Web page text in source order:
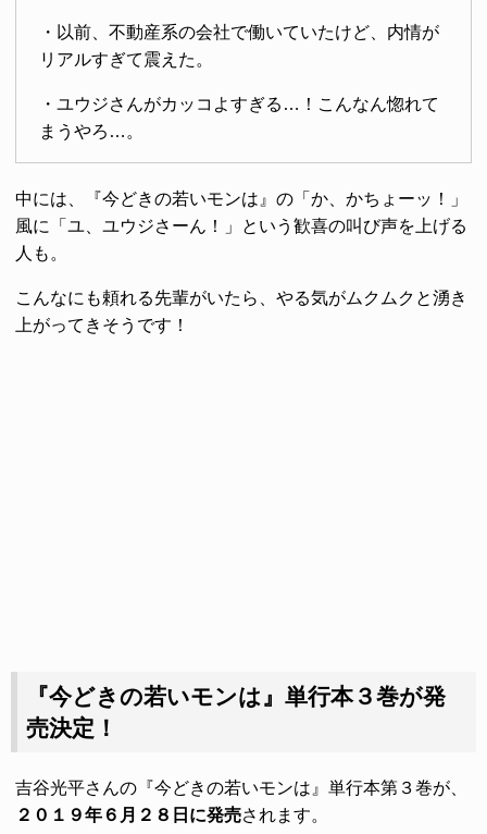
・以前、不動産系の会社で働いていたけど、内情が
リアルすぎて震えた。
・ユウジさんがカッコよすぎる…！こんなん惚れて
まうやろ…。
中には、『今どきの若いモンは』の「か、かちょーッ！」
風に「ユ、ユウジさーん！」という歓喜の叫び声を上げる
人も。
こんなにも頼れる先輩がいたら、やる気がムクムクと湧き
上がってきそうです！
『今どきの若いモンは』単行本３巻が発
売決定！
吉谷光平さんの『今どきの若いモンは』単行本第３巻が、
２０１９年６月２８日に発売されます。